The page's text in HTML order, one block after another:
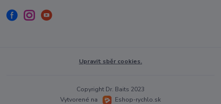
Upravit sběr cookies.
Copyright Dr. Baits 2023
Vytvorené na
Eshop-rychlo.sk